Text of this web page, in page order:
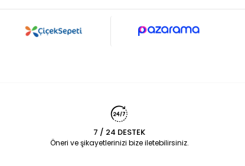
7 / 24 DESTEK
Öneri ve şikayetlerinizi bize iletebilirsiniz.